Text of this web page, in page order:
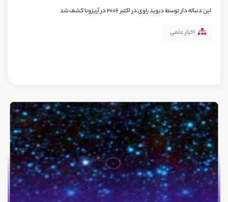
این دنباله دار توسط دیوید راوی در اکتبر 2006 در آریزونا کشف شد
اخبار علمی